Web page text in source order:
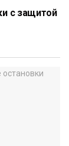
с защитой